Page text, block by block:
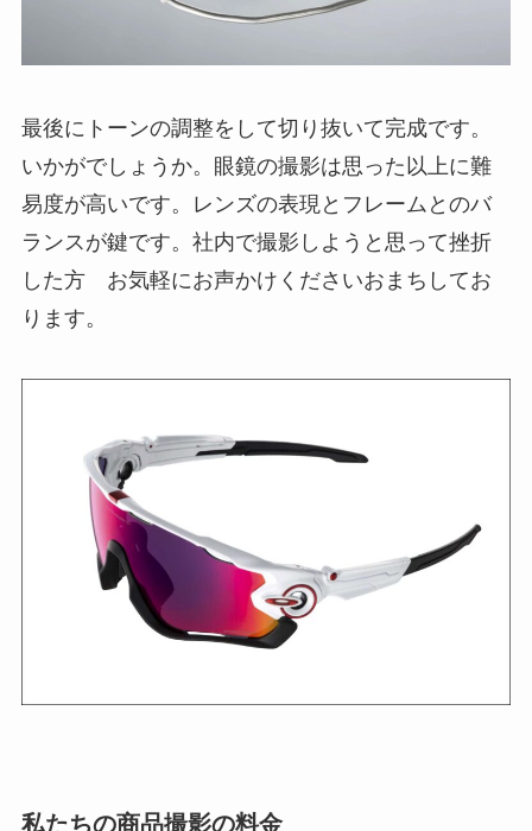
最後にトーンの調整をして切り抜いて完成です。
いかがでしょうか。眼鏡の撮影は思った以上に難
易度が高いです。レンズの表現とフレームとのバ
ランスが鍵です。社内で撮影しようと思って挫折
した方 お気軽にお声かけくださいおまちしてお
ります。
私たちの商品撮影の料金